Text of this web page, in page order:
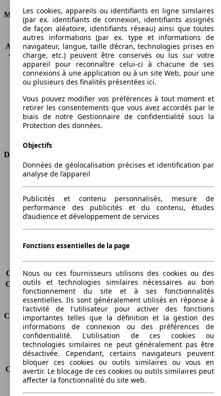
Moteur et Puissance
KW (CH)
59 kW (80 PS)
Accélération (0-100 km/h) 16.6s
Vitesse maximale (km/h) 151 km/h
Nombre de vitesses
5
Couple
132 nm
Carburant
Essence
Cylindres
4
Transmission
Boîte manuelle
Dimensions
Longueur
Hauteur
1833 mm
Largeur
1802 mm
Empattement
2682 mm
Poids maximum
2000 kg
Charge maximale
548 kg
Charge sur toit
-
Capacité de remorquage (sans freins) 700 kg
Capacité de remorquage (avec freins) 1200 kg
Volume du coffre
750 - 2850 l
Consommation
Émissions de CO2*
191 g/km (komb.)
Consommation (ville)
10.3 l/100km
Consommation (route)
6.7 l/100km
Consommation (combinée)* 8.0 l/100km
Classe d'émissions
Euro 4
Capacité du réservoir
61 l
Les cookies, appareils ou identifiants en ligne similaires
(par ex. identifiants de connexion, identifiants assignés
de façon aléatoire, identifiants réseau) ainsi que toutes
autres informations (par ex. type et informations de
navigateur, langue, taille d’écran, technologies prises en
charge, etc.) peuvent être conservés ou lus sur votre
appareil pour reconnaître celui-ci à chacune de ses
connexions à une application ou à un site Web, pour une
ou plusieurs des finalités présentées ici.
Vous pouvez modifier vos préférences à tout moment et
retirer les consentements que vous avez accordés par le
biais de notre Gestionnaire de confidentialité sous la
Protection des données.
Objectifs
Données de géolocalisation précises et identification par
analyse de l’appareil
Publicités et contenu personnalisés, mesure de
performance des publicités et du contenu, études
d’audience et développement de services
Fonctions essentielles de la page
Nous ou ces fournisseurs utilisons des cookies ou des
outils et technologies similaires nécessaires au bon
fonctionnement du site et à ses fonctionnalités
essentielles. Ils sont généralement utilisés en réponse à
l'activité de l'utilisateur pour activer des fonctions
importantes telles que la définition et la gestion des
informations de connexion ou des préférences de
confidentialité. L'utilisation de ces cookies ou
technologies similaires ne peut généralement pas être
désactivée. Cependant, certains navigateurs peuvent
bloquer ces cookies ou outils similaires ou vous en
avertir. Le blocage de ces cookies ou outils similaires peut
affecter la fonctionnalité du site web.